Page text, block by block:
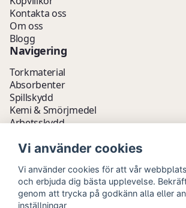
Kontakta oss
Om oss
Blogg
Navigering
Torkmaterial
Absorbenter
Spillskydd
Kemi & Smörjmedel
Arbetsskydd
Avfallshantering
Fathantering
Emballage & Tillbehör
Lager & Kontor
Vi använder cookies
Vi använder cookies för att vår
och erbjuda dig bästa upplevelse.
genom att trycka på godkänn alla eller
inställningar